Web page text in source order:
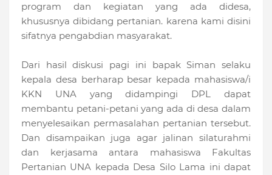
program dan kegiatan yang ada didesa,
khususnya dibidang pertanian. karena kami disini
sifatnya pengabdian masyarakat.
Dari hasil diskusi pagi ini bapak Siman selaku
kepala desa berharap besar kepada mahasiswa/i
KKN UNA yang didampingi DPL dapat
membantu petani-petani yang ada di desa dalam
menyelesaikan permasalahan pertanian tersebut.
Dan disampaikan juga agar jalinan silaturahmi
dan kerjasama antara mahasiswa Fakultas
Pertanian UNA kepada Desa Silo Lama ini dapat